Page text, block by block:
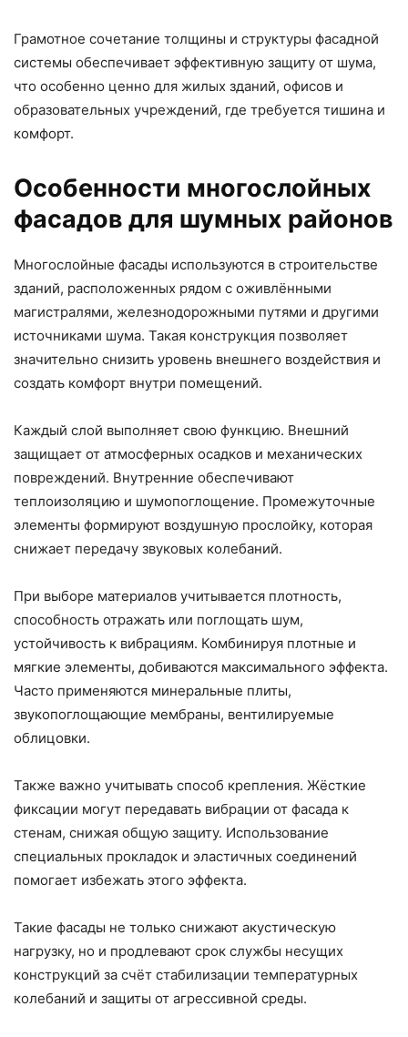
Грамотное сочетание толщины и структуры фасадной
системы обеспечивает эффективную защиту от шума,
что особенно ценно для жилых зданий, офисов и
образовательных учреждений, где требуется тишина и
комфорт.
Особенности многослойных
фасадов для шумных районов
Многослойные фасады используются в строительстве
зданий, расположенных рядом с оживлёнными
магистралями, железнодорожными путями и другими
источниками шума. Такая конструкция позволяет
значительно снизить уровень внешнего воздействия и
создать комфорт внутри помещений.
Каждый слой выполняет свою функцию. Внешний
защищает от атмосферных осадков и механических
повреждений. Внутренние обеспечивают
теплоизоляцию и шумопоглощение. Промежуточные
элементы формируют воздушную прослойку, которая
снижает передачу звуковых колебаний.
При выборе материалов учитывается плотность,
способность отражать или поглощать шум,
устойчивость к вибрациям. Комбинируя плотные и
мягкие элементы, добиваются максимального эффекта.
Часто применяются минеральные плиты,
звукопоглощающие мембраны, вентилируемые
облицовки.
Также важно учитывать способ крепления. Жёсткие
фиксации могут передавать вибрации от фасада к
стенам, снижая общую защиту. Использование
специальных прокладок и эластичных соединений
помогает избежать этого эффекта.
Такие фасады не только снижают акустическую
нагрузку, но и продлевают срок службы несущих
конструкций за счёт стабилизации температурных
колебаний и защиты от агрессивной среды.